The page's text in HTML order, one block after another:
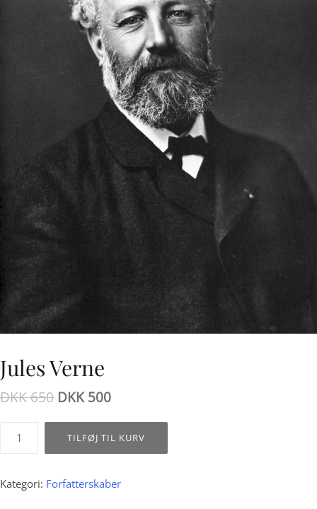
Jules Verne
DKK650 DKK500
TILFØJ TIL KURV
Kategori: Forfatterskaber